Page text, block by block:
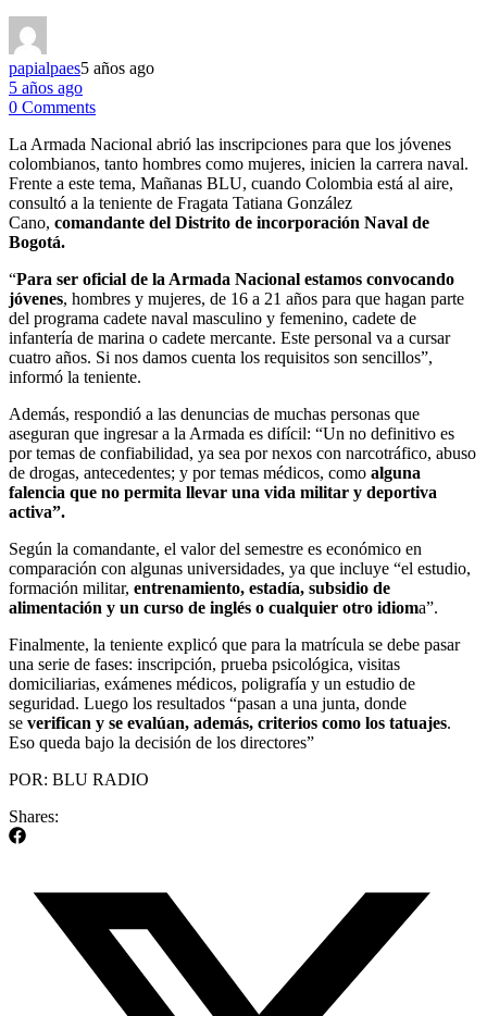
papialpaes5 años ago
5 años ago
0 Comments
La Armada Nacional abrió las inscripciones para que los jóvenes
colombianos, tanto hombres como mujeres, inicien la carrera naval.
Frente a este tema, Mañanas BLU, cuando Colombia está al aire,
consultó a la teniente de Fragata Tatiana González
Cano, comandante del Distrito de incorporación Naval de
Bogotá.
“Para ser oficial de la Armada Nacional estamos convocando
jóvenes, hombres y mujeres, de 16 a 21 años para que hagan parte
del programa cadete naval masculino y femenino, cadete de
infantería de marina o cadete mercante. Este personal va a cursar
cuatro años. Si nos damos cuenta los requisitos son sencillos”,
informó la teniente.
Además, respondió a las denuncias de muchas personas que
aseguran que ingresar a la Armada es difícil: “Un no definitivo es
por temas de confiabilidad, ya sea por nexos con narcotráfico, abuso
de drogas, antecedentes; y por temas médicos, como alguna
falencia que no permita llevar una vida militar y deportiva
activa”.
Según la comandante, el valor del semestre es económico en
comparación con algunas universidades, ya que incluye “el estudio,
formación militar, entrenamiento, estadía, subsidio de
alimentación y un curso de inglés o cualquier otro idioma”.
Finalmente, la teniente explicó que para la matrícula se debe pasar
una serie de fases: inscripción, prueba psicológica, visitas
domiciliarias, exámenes médicos, poligrafía y un estudio de
seguridad. Luego los resultados “pasan a una junta, donde
se verifican y se evalúan, además, criterios como los tatuajes.
Eso queda bajo la decisión de los directores”
POR: BLU RADIO
Shares: